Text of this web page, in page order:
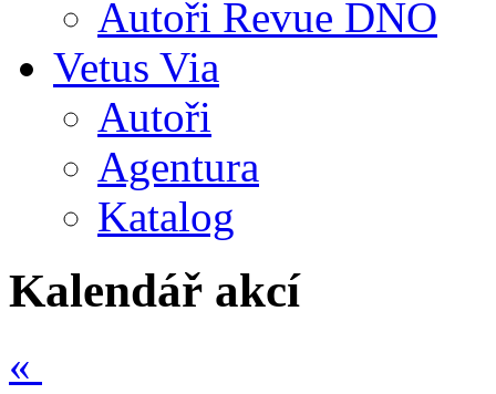
Autoři Revue DNO
Vetus Via
Autoři
Agentura
Katalog
Kalendář akcí
«